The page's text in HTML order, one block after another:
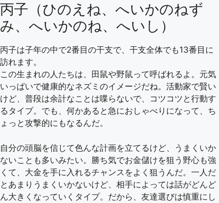
丙子（ひのえね、へいかのねず
み、へいかのね、へいし）
丙子は子年の中で2番目の干支で、干支全体でも13番目に
訪れます。
この生まれの人たちは、田鼠や野鼠って呼ばれるよ。元気
いっぱいで健康的なネズミのイメージだね。活動家で賢い
けど、普段は余計なことは喋らないで、コツコツと行動す
るタイプ。でも、何かあると急におしゃべりになって、ち
ょっと攻撃的にもなるんだ。
自分の頭脳を信じて色んな計画を立てるけど、うまくいか
ないことも多いみたい。勝ち気でお金儲けを狙う野心も強
くて、大金を手に入れるチャンスをよく狙うんだ。一人だ
とあまりうまくいかないけど、相手によっては話がどんど
ん大きくなっていくタイプ。だから、友達選びは慎重にし